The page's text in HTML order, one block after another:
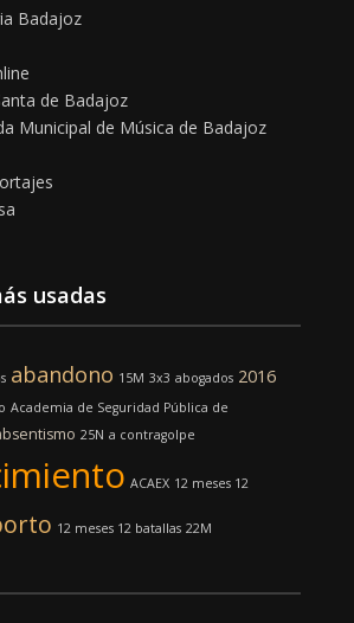
Badajoz
de Badajoz
Municipal de Música de Badajoz
usadas
abandono 15M 3x3 abogados 2016
Academia de Seguridad Pública de
25N a contragolpe
ACAEX 12 meses 12
12 meses 12 batallas 22M